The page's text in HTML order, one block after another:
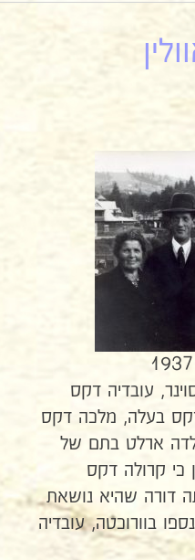
עובדיה דקס
בעלה, מלכה דקס
ארלט בתם של
כי קרולה דקס
דורה שהיא נושאת
בוורוכטה, עובדיה